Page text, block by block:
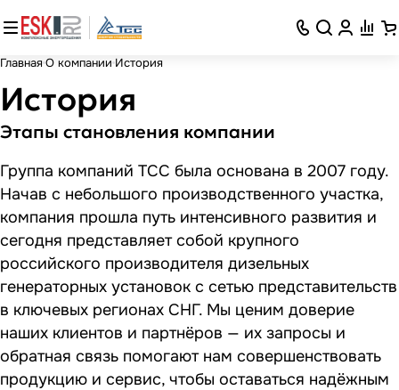
Главная О компании История
История
Этапы становления компании
Группа компаний ТСС была основана в 2007 году.
Начав с небольшого производственного участка,
компания прошла путь интенсивного развития и
сегодня представляет собой крупного
российского производителя дизельных
генераторных установок с сетью представительств
в ключевых регионах СНГ. Мы ценим доверие
наших клиентов и партнёров — их запросы и
обратная связь помогают нам совершенствовать
продукцию и сервис, чтобы оставаться надёжным